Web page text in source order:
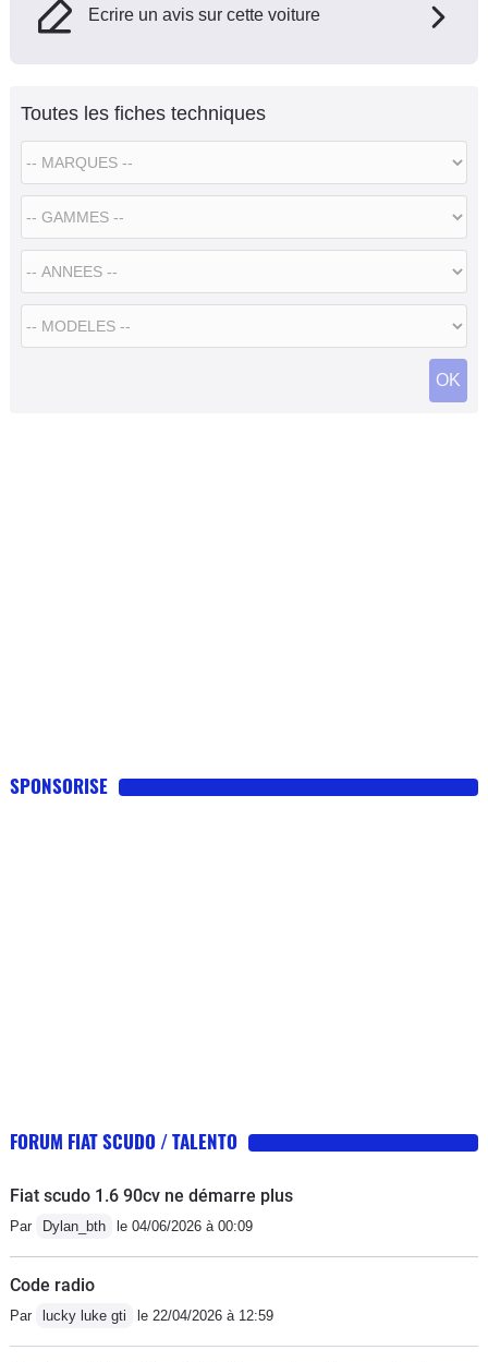
Ecrire un avis sur cette voiture
Toutes les fiches techniques
SPONSORISE
FORUM FIAT SCUDO / TALENTO
Fiat scudo 1.6 90cv ne démarre plus
Par Dylan_bth le 04/06/2026 à 00:09
Code radio
Par lucky luke gti le 22/04/2026 à 12:59